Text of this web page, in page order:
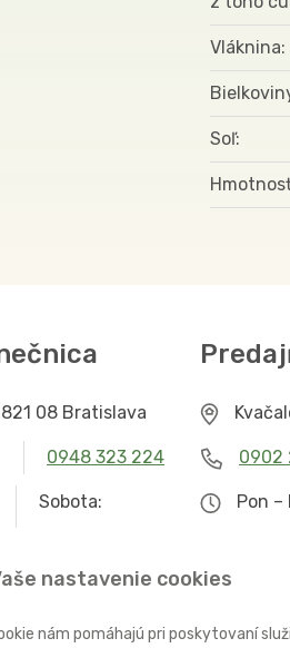
nastavenie cookies
nám pomáhajú pri poskytovaní
Vláknina
Soľ
821 08 Bratislava
0948 323 224
Sobota:
0902
Pon –